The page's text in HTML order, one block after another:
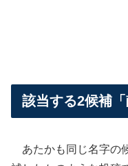
該当する2候補「
あたかも同じ名字の